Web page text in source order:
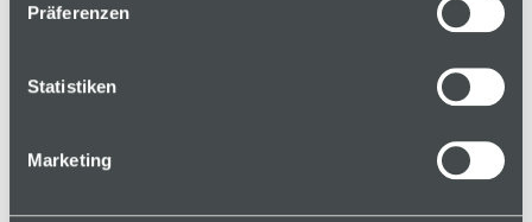
Präferenzen
Statistiken
Marketing